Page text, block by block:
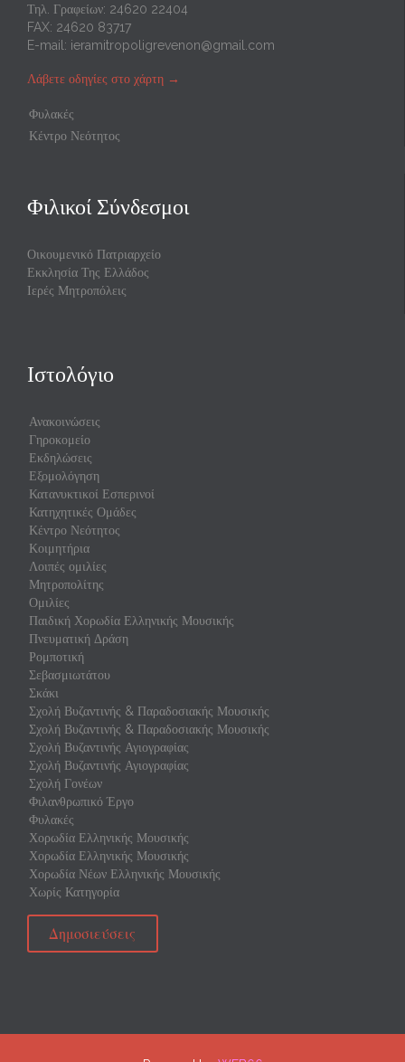
Τηλ. Γραφείων: 24620 22404
FAX: 24620 83717
E-mail: ieramitropoligrevenon@gmail.com
Λάβετε οδηγίες στο χάρτη →
Φυλακές
Κέντρο Νεότητος
Φιλικοί Σύνδεσμοι
Οικουμενικό Πατριαρχείο
Εκκλησία Της Ελλάδος
Ιερές Μητροπόλεις
Ιστολόγιο
Ανακοινώσεις
Γηροκομείο
Εκδηλώσεις
Εξομολόγηση
Κατανυκτικοί Εσπερινοί
Κατηχητικές Ομάδες
Κέντρο Νεότητος
Κοιμητήρια
Λοιπές ομιλίες
Μητροπολίτης
Ομιλίες
Παιδική Χορωδία Ελληνικής Μουσικής
Πνευματική Δράση
Ρομποτική
Σεβασμιωτάτου
Σκάκι
Σχολή Βυζαντινής & Παραδοσιακής Μουσικής
Σχολή Βυζαντινής & Παραδοσιακής Μουσικής
Σχολή Βυζαντινής Αγιογραφίας
Σχολή Βυζαντινής Αγιογραφίας
Σχολή Γονέων
Φιλανθρωπικό Έργο
Φυλακές
Χορωδία Ελληνικής Μουσικής
Χορωδία Ελληνικής Μουσικής
Χορωδία Νέων Ελληνικής Μουσικής
Χωρίς Κατηγορία
Δημοσιεύσεις